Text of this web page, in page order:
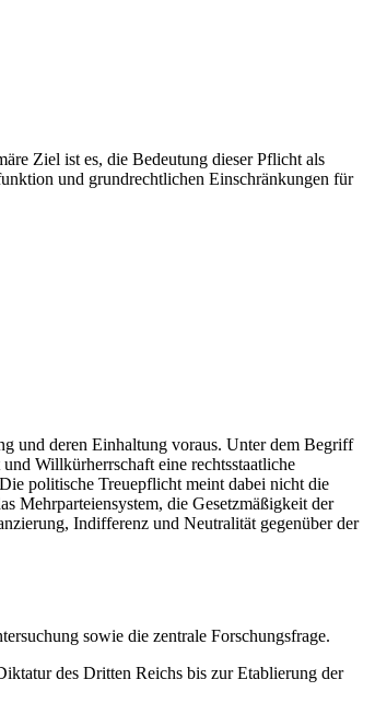
Ziel ist es, die Bedeutung dieser Pflicht als
und grundrechtlichen Einschränkungen für
und deren Einhaltung voraus. Unter dem Begriff
Willkürherrschaft eine rechtsstaatliche
politische Treuepflicht meint dabei nicht die
Mehrparteiensystem, die Gesetzmäßigkeit der
Indifferenz und Neutralität gegenüber der
sowie die zentrale Forschungsfrage.
des Dritten Reichs bis zur Etablierung der